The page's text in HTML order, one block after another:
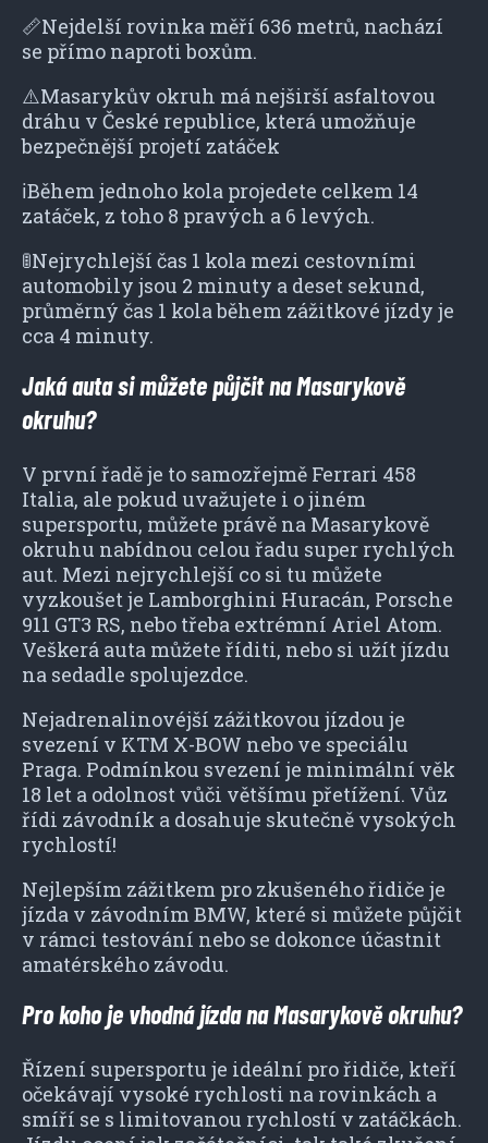
📏Nejdelší rovinka měří 636 metrů, nachází
se přímo naproti boxům.
⚠️Masarykův okruh má nejširší asfaltovou
dráhu v České republice, která umožňuje
bezpečnější projetí zatáček
ℹ️Během jednoho kola projedete celkem 14
zatáček, z toho 8 pravých a 6 levých.
🚦Nejrychlejší čas 1 kola mezi cestovními
automobily jsou 2 minuty a deset sekund,
průměrný čas 1 kola během zážitkové jízdy je
cca 4 minuty.
Jaká auta si můžete půjčit na Masarykově
okruhu?
V první řadě je to samozřejmě Ferrari 458
Italia, ale pokud uvažujete i o jiném
supersportu, můžete právě na Masarykově
okruhu nabídnou celou řadu super rychlých
aut. Mezi nejrychlejší co si tu můžete
vyzkoušet je Lamborghini Huracán, Porsche
911 GT3 RS, nebo třeba extrémní Ariel Atom.
Veškerá auta můžete říditi, nebo si užít jízdu
na sedadle spolujezdce.
Nejadrenalinovéjší zážitkovou jízdou je
svezení v KTM X-BOW nebo ve speciálu
Praga. Podmínkou svezení je minimální věk
18 let a odolnost vůči většímu přetížení. Vůz
řídi závodník a dosahuje skutečně vysokých
rychlostí!
Nejlepším zážitkem pro zkušeného řidiče je
jízda v závodním BMW, které si můžete půjčit
v rámci testování nebo se dokonce účastnit
amatérského závodu.
Pro koho je vhodná jízda na Masarykově okruhu?
Řízení supersportu je ideální pro řidiče, kteří
očekávají vysoké rychlosti na rovinkách a
smíří se s limitovanou rychlostí v zatáčkách.